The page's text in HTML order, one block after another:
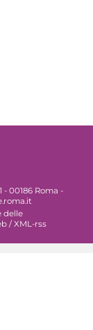
00186 Roma -
delle
/ XML-rss